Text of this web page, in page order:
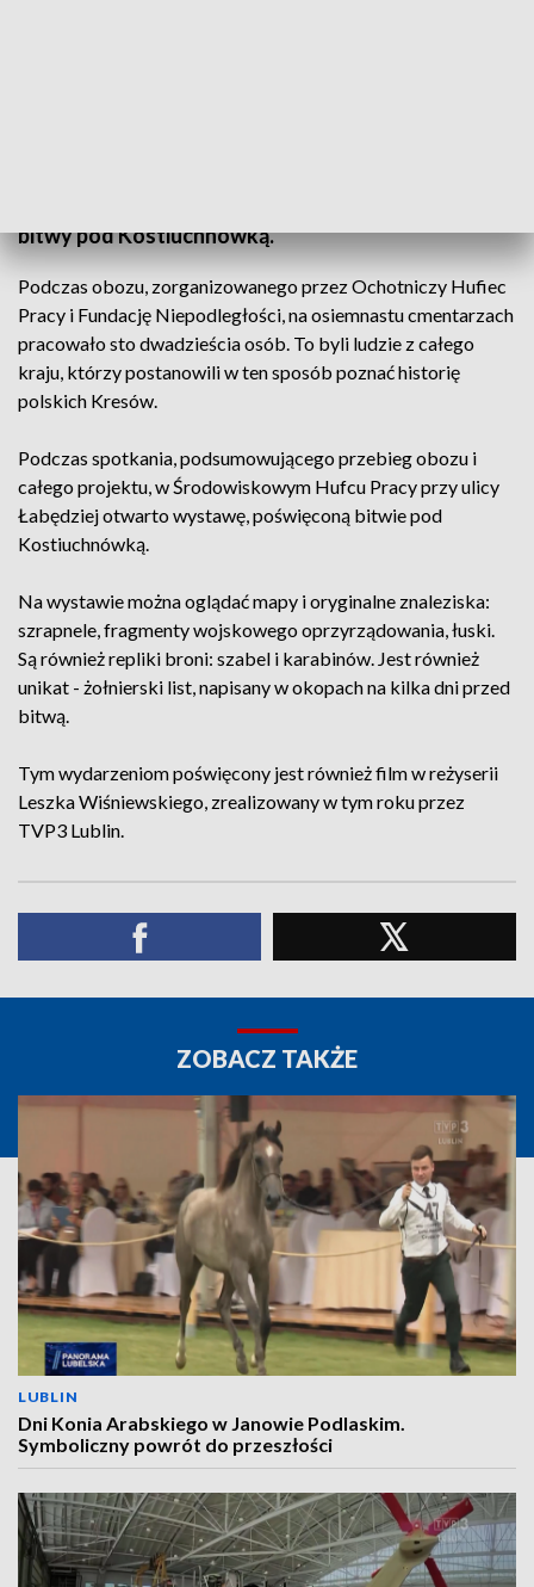
bitwy pod Kostiuchnówką.
Podczas obozu, zorganizowanego przez Ochotniczy Hufiec
Pracy i Fundację Niepodległości, na osiemnastu cmentarzach
pracowało sto dwadzieścia osób. To byli ludzie z całego
kraju, którzy postanowili w ten sposób poznać historię
polskich Kresów.
Podczas spotkania, podsumowującego przebieg obozu i
całego projektu, w Środowiskowym Hufcu Pracy przy ulicy
Łabędziej otwarto wystawę, poświęconą bitwie pod
Kostiuchnówką.
Na wystawie można oglądać mapy i oryginalne znaleziska:
szrapnele, fragmenty wojskowego oprzyrządowania, łuski.
Są również repliki broni: szabel i karabinów. Jest również
unikat - żołnierski list, napisany w okopach na kilka dni przed
bitwą.
Tym wydarzeniom poświęcony jest również film w reżyserii
Leszka Wiśniewskiego, zrealizowany w tym roku przez
TVP3 Lublin.
ZOBACZ TAKŻE
LUBLIN
Dni Konia Arabskiego w Janowie Podlaskim.
Symboliczny powrót do przeszłości